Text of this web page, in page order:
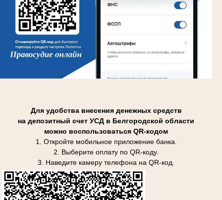
Для удобства внесения денежных средств
на депозитный счет УСД в Белгородской области
можно воспользоваться QR-кодом
1. Откройте мобильное приложение банка.
2. Выберите оплату по QR-коду.
3. Наведите камеру телефона на QR-код.